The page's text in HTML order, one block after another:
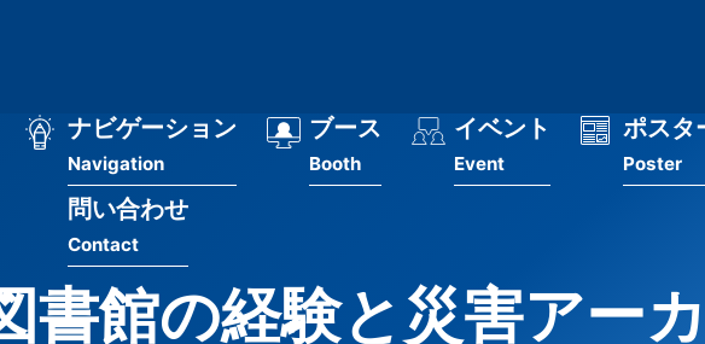
メ
ナ
ビ
ナビゲーション
Navigation
ブース
Booth
イベント
Event
ポスタ
Poster
問い合わせ
Contact
書館の経験と災害アー